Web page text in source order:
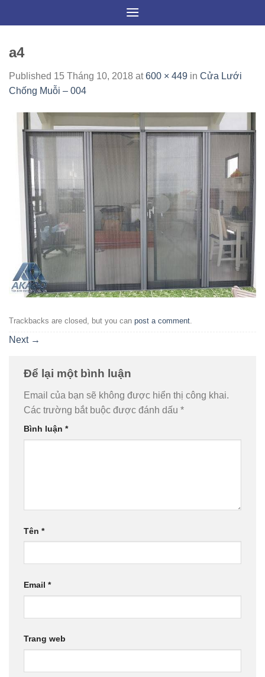
a4
Published 15 Tháng 10, 2018 at600 × 449 in Cửa Lưới
Chống Muỗi – 004
Trackbacks are closed, but you can post a comment.
Next →
Để lại một bình luận
Email của bạn sẽ không được hiển thị công khai.
Các trường bắt buộc được đánh dấu *
Bình luận *
Tên *
Email *
Trang web